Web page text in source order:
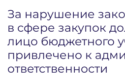
За нарушение
в сфере закупок
лицо бюджетного
привлечено к
ответственности